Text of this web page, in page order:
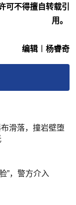
可不得擅自转载引
用。
编辑︱杨睿奇
滑落，撞岩壁堕
”，警方介入